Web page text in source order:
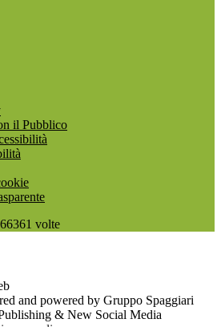
il Pubblico
66361 volte
and powered by Gruppo Spaggiari
& New Social Media